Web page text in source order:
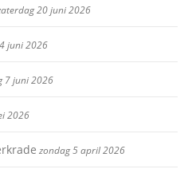
20 juni 2026
juni 2026
7 juni 2026
2026
zondag 5 april 2026